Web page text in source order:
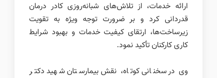
ارائه خدمات، از تلاش‌های شبانه‌روزی کادر درمان
قدردانی کرد و بر ضرورت توجه ویژه به تقویت
زیرساخت‌ها، ارتقای کیفیت خدمات و بهبود شرایط
کاری کارکنان تأکید نمود.
وی در سخنانی کوتاه، نقش بیمارستان شهید دکتر